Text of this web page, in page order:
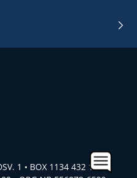
1 • BOX 1134 432 15